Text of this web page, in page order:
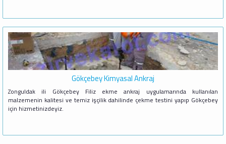
Gökçebey Kimyasal Ankraj
Zonguldak ili Gökçebey Filiz ekme ankraj uygulamarında kullanılan
malzemenin kalitesi ve temiz işçilik dahilinde çekme testini yapıp Gökçebey
için hizmetinizdeyiz.